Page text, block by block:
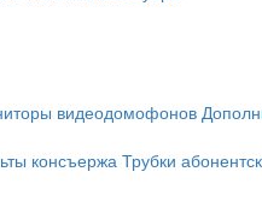
видеодомофонов
консъержа Трубки